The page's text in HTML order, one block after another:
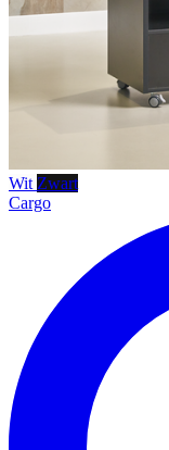
Wit Zwart
Cargo